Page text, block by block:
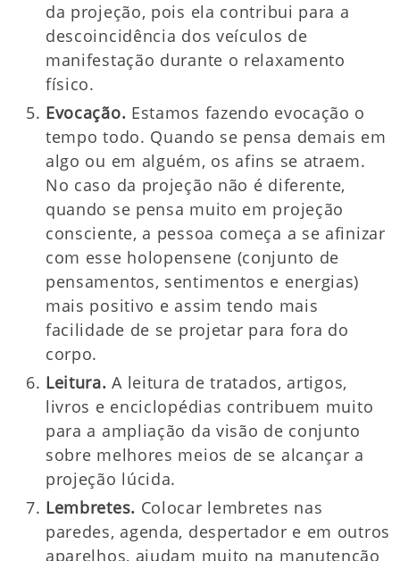
da projeção, pois ela contribui para a
descoincidência dos veículos de
manifestação durante o relaxamento
físico.
Evocação. Estamos fazendo evocação o
tempo todo. Quando se pensa demais em
algo ou em alguém, os afins se atraem.
No caso da projeção não é diferente,
quando se pensa muito em projeção
consciente, a pessoa começa a se afinizar
com esse holopensene (conjunto de
pensamentos, sentimentos e energias)
mais positivo e assim tendo mais
facilidade de se projetar para fora do
corpo.
Leitura.A leitura de tratados, artigos,
livros e enciclopédias contribuem muito
para a ampliação da visão de conjunto
sobre melhores meios de se alcançar a
projeção lúcida.
Lembretes. Colocar lembretes nas
paredes, agenda, despertador e em outros
aparelhos, ajudam muito na manutenção